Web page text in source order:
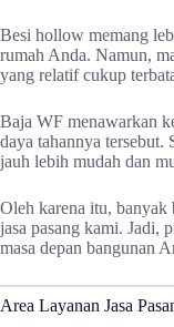
Besi hollow memang
rumah Anda. Namun,
yang relatif cukup
Baja WF menawarkan
daya tahannya
jauh lebih mudah dan
Oleh karena itu, banyak
jasa pasang kami. Jadi,
masa depan bangunan
Area Layanan Jasa